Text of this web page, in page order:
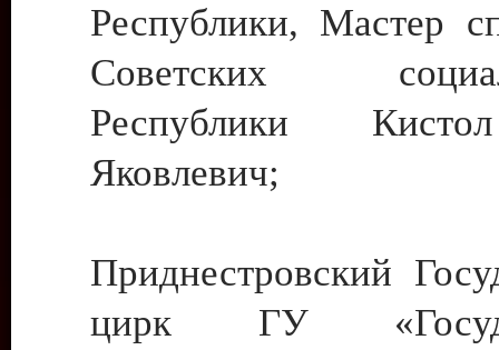
Республики, Мастер
Советских
Республики
Яковлевич;
Приднестровский
цирк ГУ